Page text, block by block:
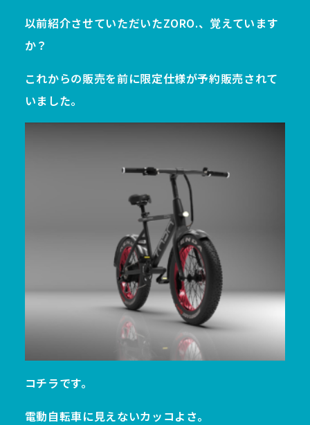
以前紹介させていただいたZORO.、覚えています
か？
これからの販売を前に限定仕様が予約販売されて
いました。
コチラです。
電動自転車に見えないカッコよさ。